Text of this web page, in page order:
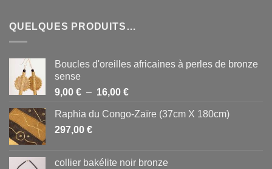
QUELQUES PRODUITS…
Boucles d'oreilles africaines à perles de bronze
sense
9,00 € – 16,00 €Plage
prix :
Raphia du Congo-Zaïre (37cm X 180cm)
297,00 €
collier bakélite noir bronze